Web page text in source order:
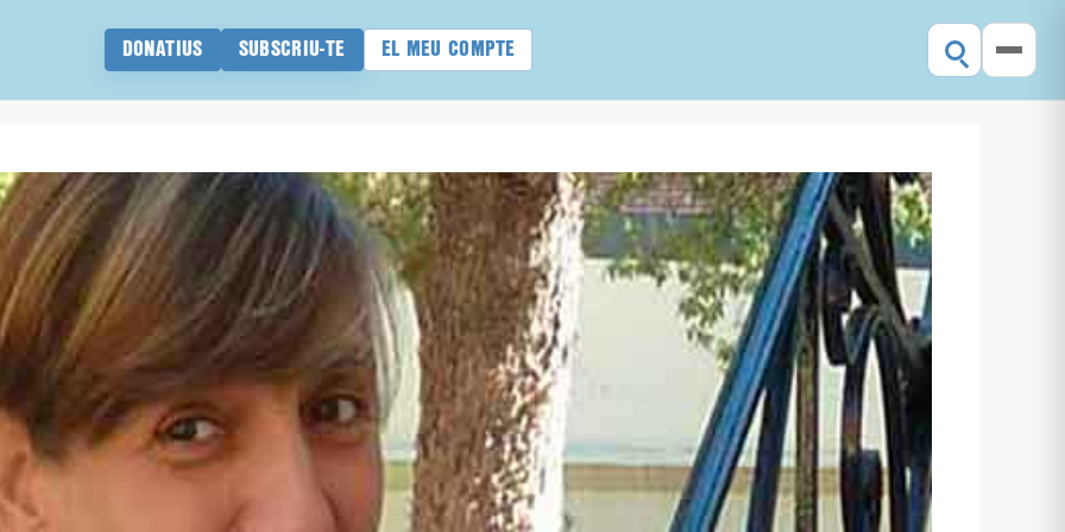
DONATIUS SUBSCRIU-TE EL MEU COMPTE